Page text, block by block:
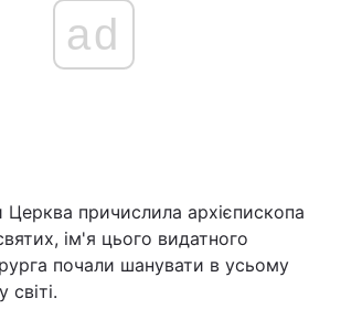
ad
Церква причислила архієпископа
ім'я цього видатного
почали шанувати в усьому